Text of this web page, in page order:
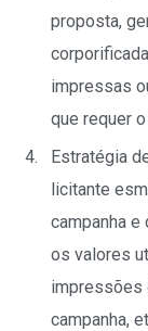
proposta,
impressas
que requer
Estratégia
licitante
campanha
os valores
impressões
campanha,